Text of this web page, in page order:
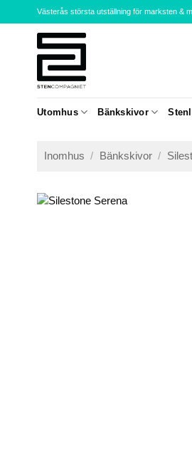
to
Västerås största utställning för marksten &
Utomhus Bänkskivor
Inomhus / Bänkskivor /